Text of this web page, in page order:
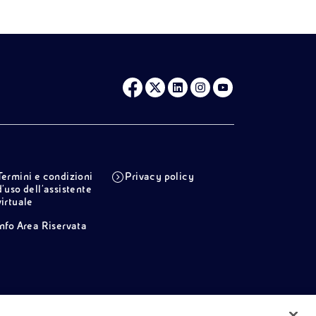
e condizioni
dell'assistente
Privacy policy
Area Riservata